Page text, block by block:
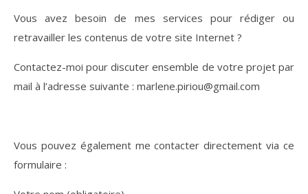
Vous avez besoin de mes services pour rédiger ou
retravailler les contenus de votre site Internet ?
Contactez-moi pour discuter ensemble de votre projet par
mail à l’adresse suivante : marlene.piriou@gmail.com
Vous pouvez également me contacter directement via ce
formulaire :